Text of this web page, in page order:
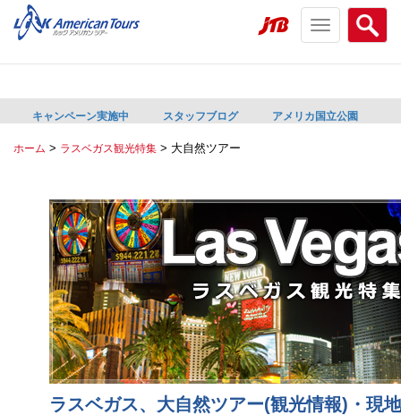
Search
menu
Toggle
navigation
キャンペーン実施中 スタッフブログ アメリカ国立公園
ホーム > ラスベガス観光特集 > 大自然ツアー
ラスベガス、大自然ツアー(観光情報)・現